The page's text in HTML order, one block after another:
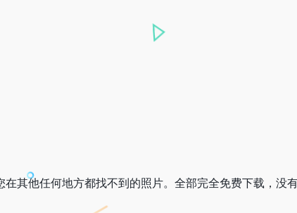
其他任何地方都找不到的照片。全部完全免费下载，没有